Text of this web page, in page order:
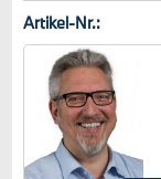
Artikel-Nr.: